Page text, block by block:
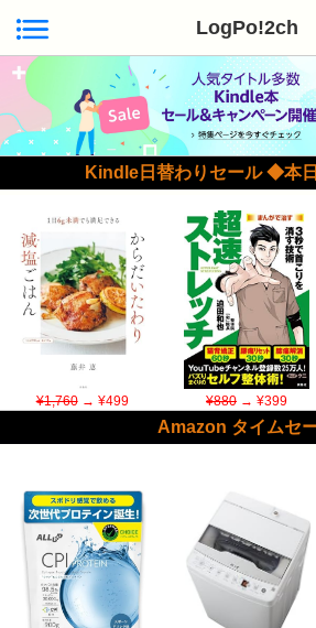
LogPo!2ch
Kindle日替わりセール ◆本
¥1,760→ ¥499 ¥880→ ¥399
Amazon タイムセ